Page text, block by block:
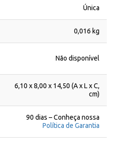
Única
0,016 kg
Não disponível
6,10 x 8,00 x 14,50 (A x L x C,
cm)
90 dias – Conheça nossa
Política de Garantia